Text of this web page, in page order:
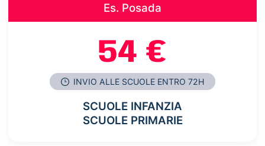
Es. Posada
54 €
INVIO ALLE SCUOLE ENTRO 72H
SCUOLE INFANZIA
SCUOLE PRIMARIE